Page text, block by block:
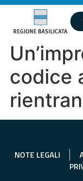
codice
NOTE LEGALI